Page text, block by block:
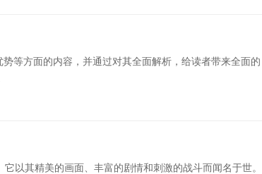
等方面的内容，并通过对其全面解析，给读者带来全面的
以其精美的画面、丰富的剧情和刺激的战斗而闻名于世。